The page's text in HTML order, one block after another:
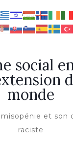
LA NAVIGATION
social
monde
et son
raciste